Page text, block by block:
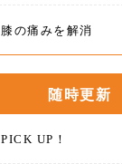
膝の痛みを解消
随時更新
PICK UP！